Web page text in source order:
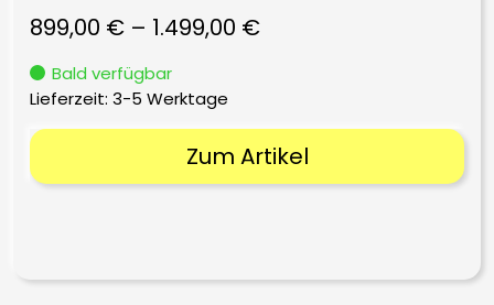
899,00 € – 1.499,00 €
Bald verfügbar
Lieferzeit: 3-5 Werktage
Zum Artikel